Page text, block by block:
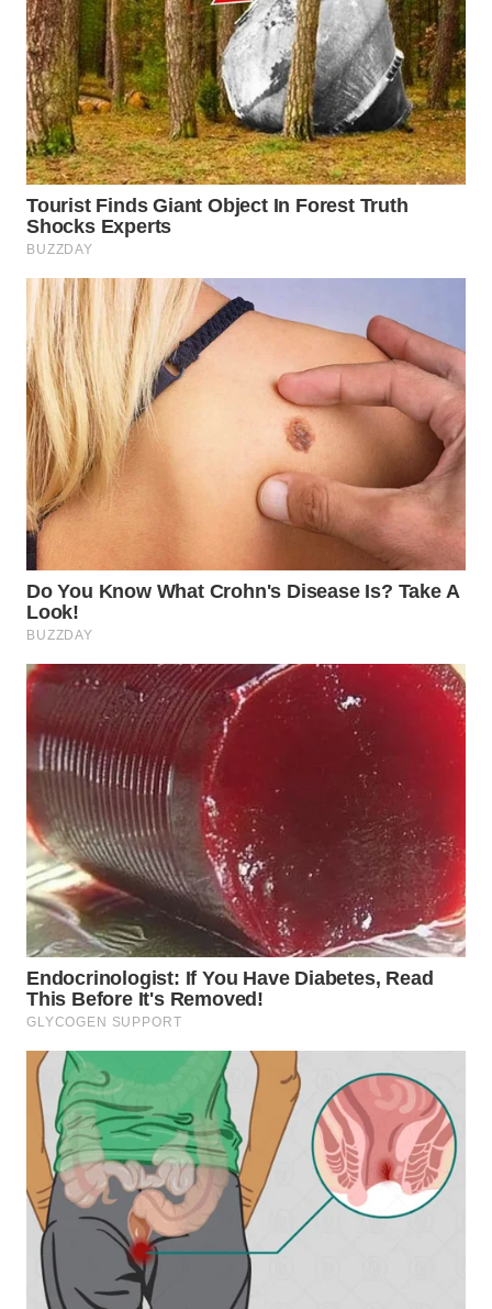
WN
MALUT
WN
DAIRI
WN
DANAU
TOBA
WN
NIAS
WN
LANGKAT
WN
TAPANULI
SELATAN
TANJUNG
LESUNG
KARO
WN
SIMALUNGUN
WN
LABUHANBATU
WN
TAPANULI
TENGAH
WN DELI
SERDANG
WN
TEBING
TINGGI
WN
PAKPAK
KARAWANG